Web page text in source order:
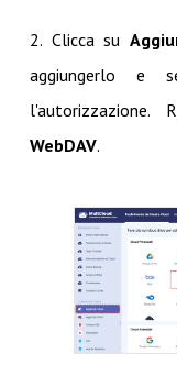
2. Clicca su
aggiungerlo e
WebDAV.